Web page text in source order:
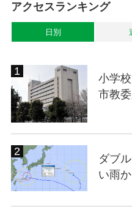
アクセスランキング
日別
小学
市教
ダブ
い雨